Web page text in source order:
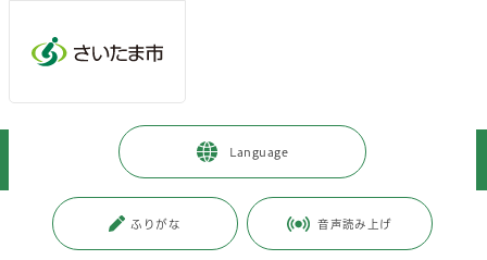
Language
ふりがな 音声読み上げ
健康・医療・福祉 > 健康・医療
>
ページ番号：J000198